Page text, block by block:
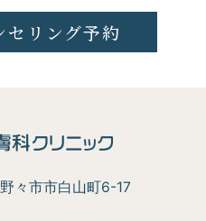
セリング予約
々市市白山町6-17